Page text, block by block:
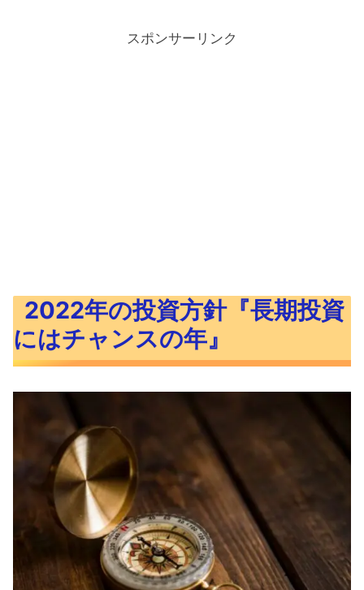
スポンサーリンク
2022年の投資方針『長期投資
にはチャンスの年』